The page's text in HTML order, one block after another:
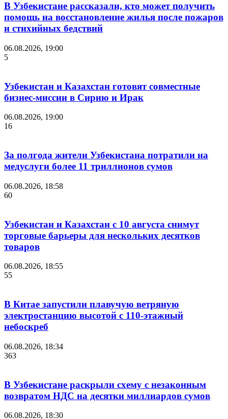
В Узбекистане рассказали, кто может получить
помощь на восстановление жилья после пожаров
и стихийных бедствий
06.08.2026, 19:00
5
Узбекистан и Казахстан готовят совместные
бизнес-миссии в Сирию и Ирак
06.08.2026, 19:00
16
За полгода жители Узбекистана потратили на
медуслуги более 11 триллионов сумов
06.08.2026, 18:58
60
Узбекистан и Казахстан с 10 августа снимут
торговые барьеры для нескольких десятков
товаров
06.08.2026, 18:55
55
В Китае запустили плавучую ветряную
электростанцию высотой с 110-этажный
небоскреб
06.08.2026, 18:34
363
В Узбекистане раскрыли схему с незаконным
возвратом НДС на десятки миллиардов сумов
06.08.2026, 18:30